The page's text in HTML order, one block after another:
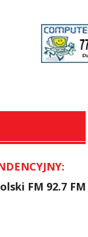
FM 92.7 FM
Wawer: